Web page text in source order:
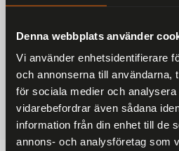
Denna webbplats använder
Vi använder enhetsidentifierare
och annonserna till användarna,
för sociala medier och
vidarebefordrar även sådana
information från din enhet till de
annons- och analysföretag som
FRAKTFRITT
Inom Sverige med
SÄKRA BETALNINGAR
Betalkort, Klarna eller